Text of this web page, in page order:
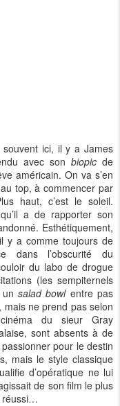
ici, il y a James
avec sonbiopic de
américain. On va s’en
top, à commencer par
haut, c’est le soleil.
a de rapporter son
Esthétiquement,
y a comme toujours de
dans l’obscurité du
du labo de drogue
(les sempiternels
salad bowlentre pas
mais ne prend pas selon
du sieur Gray
sont absents à de
pour le destin
mais le style classique
d’opératique ne lui
de son film le plus
réussi…